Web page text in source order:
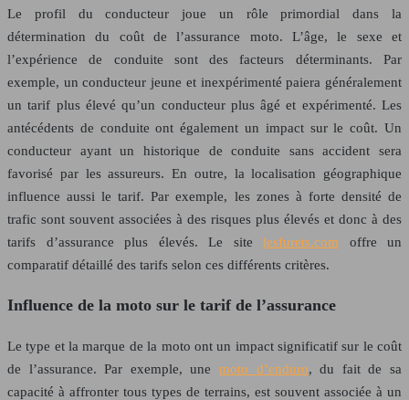
Le profil du conducteur joue un rôle primordial dans la
détermination du coût de l’assurance moto. L’âge, le sexe et
l’expérience de conduite sont des facteurs déterminants. Par
exemple, un conducteur jeune et inexpérimenté paiera généralement
un tarif plus élevé qu’un conducteur plus âgé et expérimenté. Les
antécédents de conduite ont également un impact sur le coût. Un
conducteur ayant un historique de conduite sans accident sera
favorisé par les assureurs. En outre, la localisation géographique
influence aussi le tarif. Par exemple, les zones à forte densité de
trafic sont souvent associées à des risques plus élevés et donc à des
tarifs d’assurance plus élevés. Le site lesfurets.com offre un
comparatif détaillé des tarifs selon ces différents critères.
Influence de la moto sur le tarif de l’assurance
Le type et la marque de la moto ont un impact significatif sur le coût
de l’assurance. Par exemple, une moto d’enduro, du fait de sa
capacité à affronter tous types de terrains, est souvent associée à un